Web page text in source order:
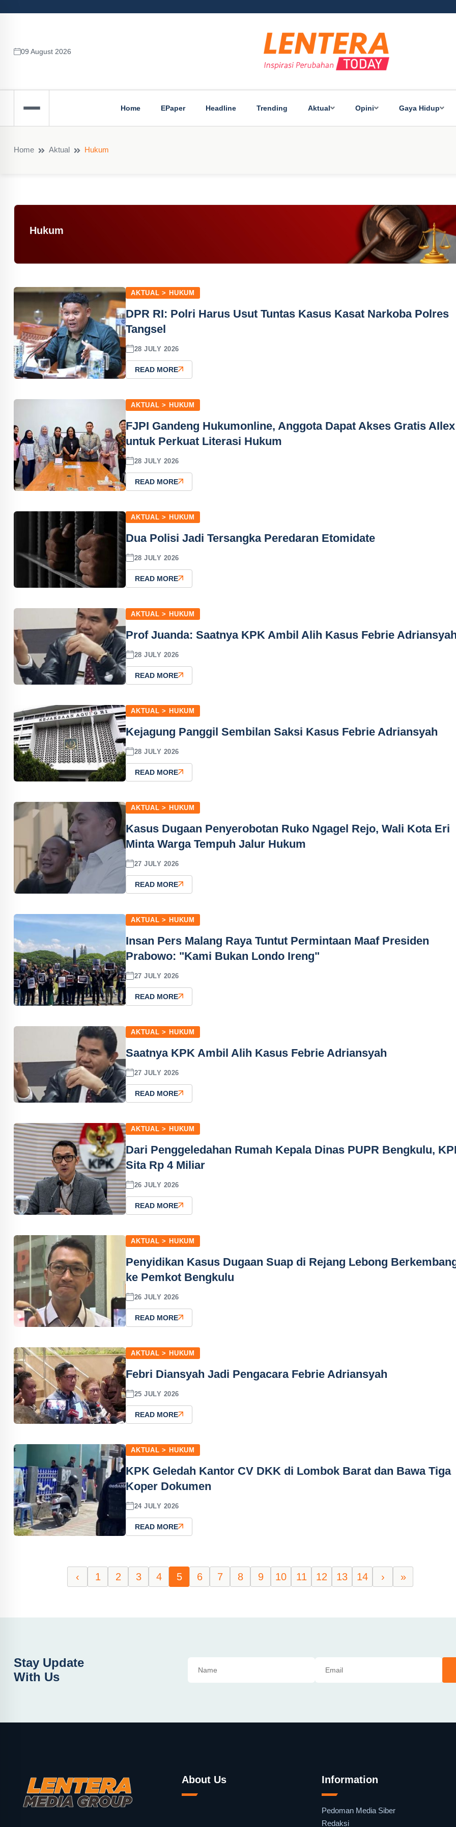
09 August 2026
Home EPaper Headline Trending Aktual Opini Gaya Hidup
Home Aktual Hukum
Hukum
AKTUAL > HUKUM
DPR RI: Polri Harus Usut Tuntas Kasus Kasat Narkoba Polres
Tangsel
28 JULY 2026
READ MORE
AKTUAL > HUKUM
FJPI Gandeng Hukumonline, Anggota Dapat Akses Gratis AIlex
untuk Perkuat Literasi Hukum
28 JULY 2026
READ MORE
AKTUAL > HUKUM
Dua Polisi Jadi Tersangka Peredaran Etomidate
28 JULY 2026
READ MORE
AKTUAL > HUKUM
Prof Juanda: Saatnya KPK Ambil Alih Kasus Febrie
28 JULY 2026
READ MORE
AKTUAL > HUKUM
Kejagung Panggil Sembilan Saksi Kasus Febrie Adriansyah
28 JULY 2026
READ MORE
AKTUAL > HUKUM
Kasus Dugaan Penyerobotan Ruko Ngagel Rejo, Wali Kota Eri
Minta Warga Tempuh Jalur Hukum
27 JULY 2026
READ MORE
AKTUAL > HUKUM
Insan Pers Malang Raya Tuntut Permintaan Maaf Presiden
Prabowo: "Kami Bukan Londo Ireng"
27 JULY 2026
READ MORE
AKTUAL > HUKUM
Saatnya KPK Ambil Alih Kasus Febrie Adriansyah
27 JULY 2026
READ MORE
AKTUAL > HUKUM
Dari Penggeledahan Rumah Kepala Dinas PUPR Bengkulu,
Sita Rp 4 Miliar
26 JULY 2026
READ MORE
AKTUAL > HUKUM
Penyidikan Kasus Dugaan Suap di Rejang Lebong
ke Pemkot Bengkulu
26 JULY 2026
READ MORE
AKTUAL > HUKUM
Febri Diansyah Jadi Pengacara Febrie Adriansyah
25 JULY 2026
READ MORE
AKTUAL > HUKUM
KPK Geledah Kantor CV DKK di Lombok Barat dan Bawa Tiga
Koper Dokumen
24 JULY 2026
READ MORE
‹ 1 2 3 4 5 6 7 8 9 10 11 12 13 14 › »
Stay Update
With Us
About Us Information
Pedoman Media Siber
Redaksi